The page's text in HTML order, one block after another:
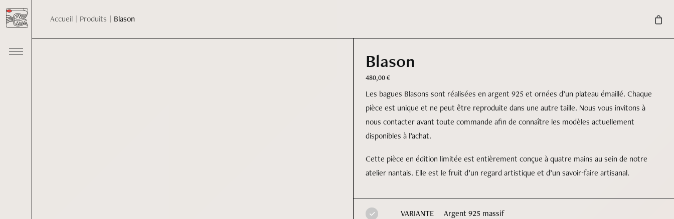
Accueil Produits Blason
Blason
480,00€
Les bagues Blasons sont réalisées en argent 925 et ornées d’un plateau émaillé. Chaque
pièce est unique et ne peut être reproduite dans une autre taille. Nous vous invitons à
nous contacter avant toute commande afin de connaître les modèles actuellement
disponibles à l’achat.
Cette pièce en édition limitée est entièrement conçue à quatre mains au sein de notre
atelier nantais. Elle est le fruit d’un regard artistique et d’un savoir-faire artisanal.
Argent 925 massif